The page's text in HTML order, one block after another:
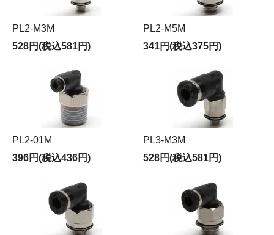
PL2-M3M
528円(税込581円)
PL2-M5M
341円(税込375円)
PL2-01M
396円(税込436円)
PL3-M3M
528円(税込581円)